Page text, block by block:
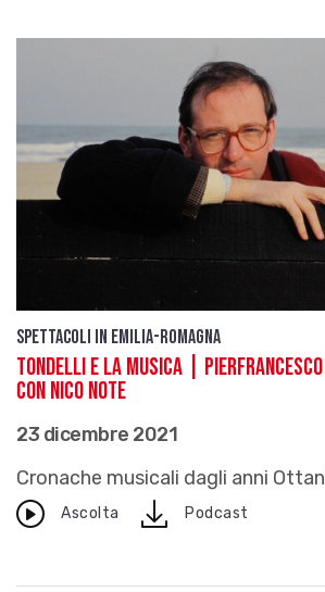
Spettacoli in Emilia-Romagna
Tondelli e la musica | Pierfrancesco
con Nico Note
23 dicembre 2021
Cronache musicali dagli anni
Ascolta downloadPodcast